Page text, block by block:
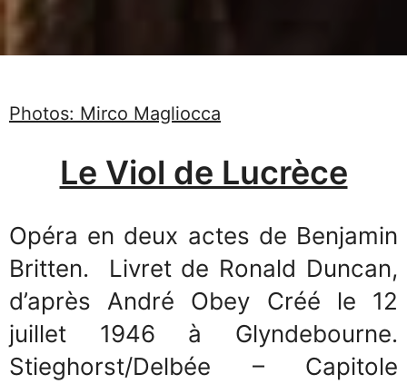
Photos: Mirco Magliocca
Le Viol de Lucrèce
Opéra en deux actes de Benjamin
Britten. Livret de Ronald Duncan,
d’après André Obey Créé le 12
juillet 1946 à Glyndebourne.
Stieghorst/Delbée – Capitole